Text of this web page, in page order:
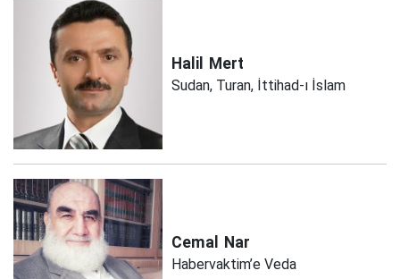
Halil Mert
Sudan, Turan, İttihad-ı İslam
Cemal Nar
Habervaktim’e Veda